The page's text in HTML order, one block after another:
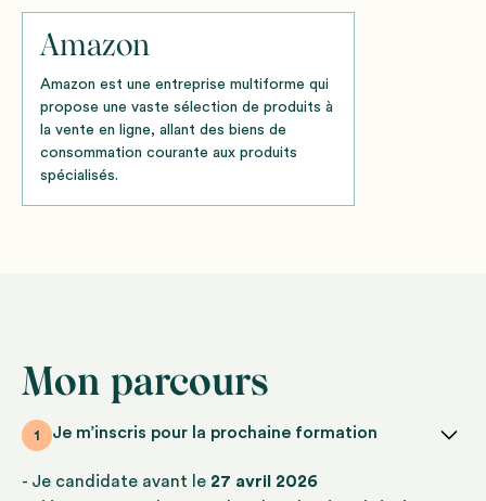
Amazon
Amazon est une entreprise multiforme qui
propose une vaste sélection de produits à
la vente en ligne, allant des biens de
consommation courante aux produits
spécialisés.
Mon parcours
1 Je m’inscris pour la prochaine formation
- Je candidate avant le 27 avril 2026